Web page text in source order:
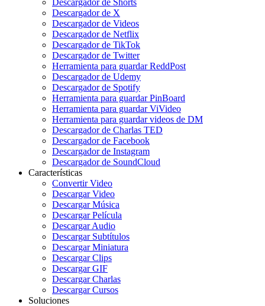
Descargador de Shorts
Descargador de X
Descargador de Videos
Descargador de Netflix
Descargador de TikTok
Descargador de Twitter
Herramienta para guardar ReddPost
Descargador de Udemy
Descargador de Spotify
Herramienta para guardar PinBoard
Herramienta para guardar ViVideo
Herramienta para guardar videos de DM
Descargador de Charlas TED
Descargador de Facebook
Descargador de Instagram
Descargador de SoundCloud
Características
Convertir Video
Descargar Video
Descargar Música
Descargar Película
Descargar Audio
Descargar Subtítulos
Descargar Miniatura
Descargar Clips
Descargar GIF
Descargar Charlas
Descargar Cursos
Soluciones